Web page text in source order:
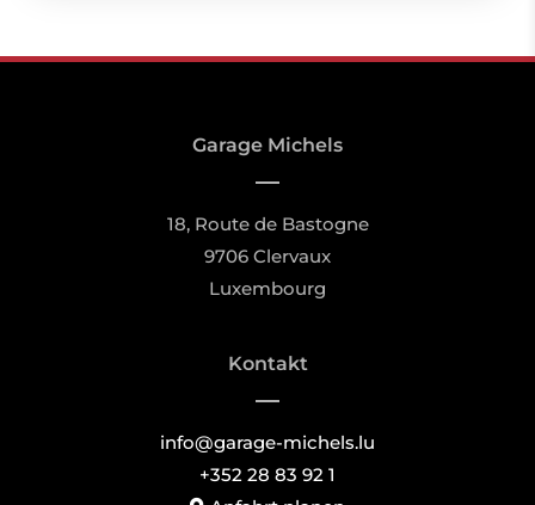
Garage Michels
18, Route de Bastogne
9706 Clervaux
Luxembourg
Kontakt
info@garage-michels.lu
+352 28 83 92 1